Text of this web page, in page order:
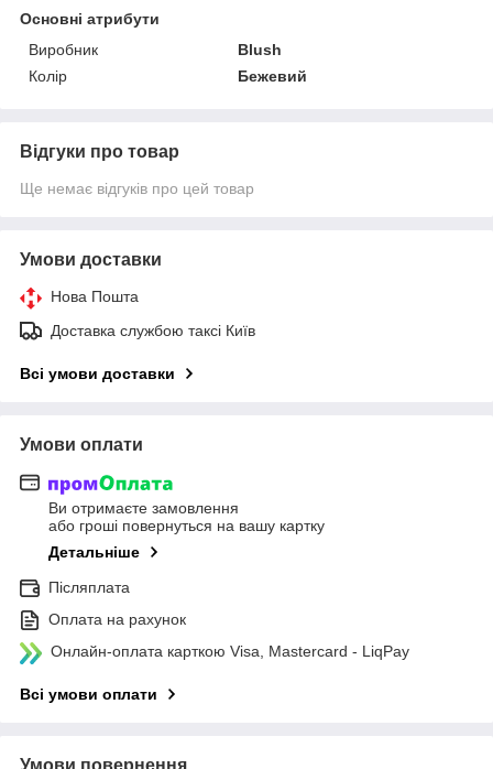
Основні атрибути
Виробник
Blush
Колір
Бежевий
Відгуки про товар
Ще немає відгуків про цей товар
Умови доставки
Нова Пошта
Доставка службою таксі Київ
Всі умови доставки
Умови оплати
Ви отримаєте замовлення
або гроші повернуться на вашу картку
Детальніше
Післяплата
Оплата на рахунок
Онлайн-оплата карткою Visa, Mastercard - LiqPay
Всі умови оплати